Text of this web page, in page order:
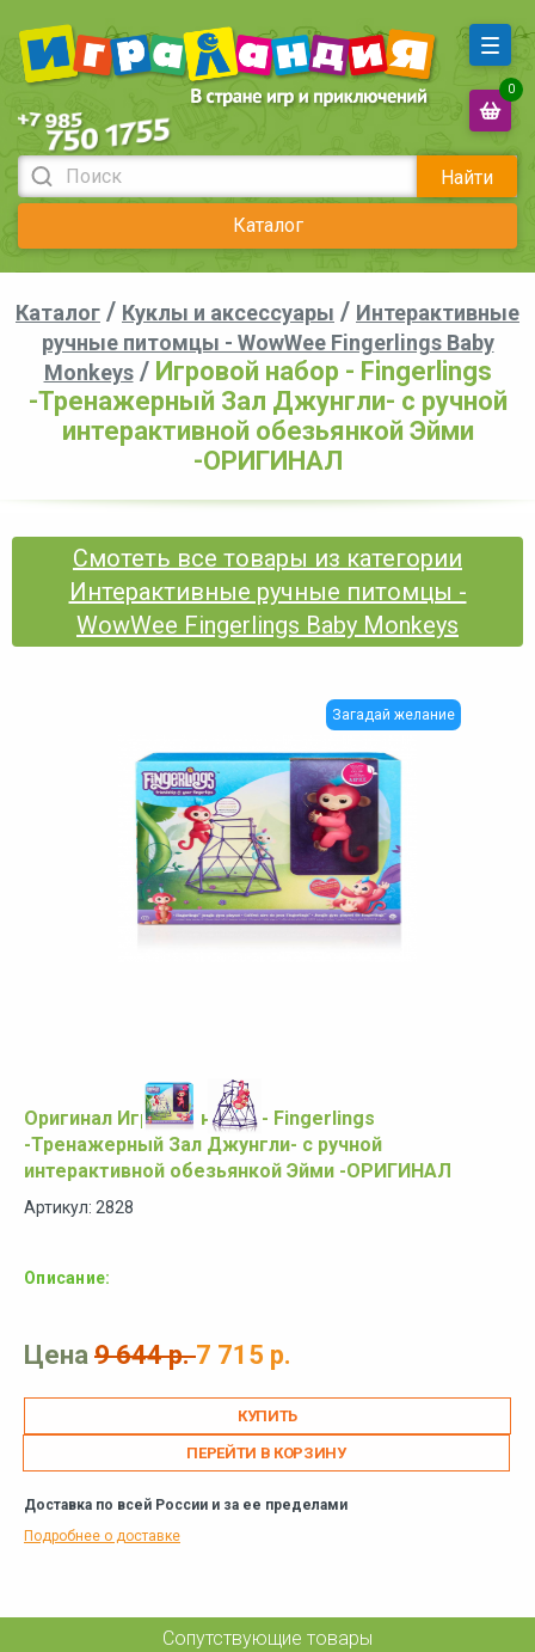
Найти
Каталог
0
Каталог / Куклы и аксессуары / Интерактивные
ручные питомцы - WowWee Fingerlings Baby
Monkeys/ Игровой набор - Fingerlings
-Тренажерный Зал Джунгли- с ручной
интерактивной обезьянкой Эйми
-ОРИГИНАЛ
Смотеть все товары из категории
Интерактивные ручные питомцы -
WowWee Fingerlings Baby Monkeys
Загадай желание
Оригинал Игровой набор - Fingerlings
-Тренажерный Зал Джунгли- с ручной
интерактивной обезьянкой Эйми -ОРИГИНАЛ
Артикул: 2828
Описание:
Цена 9 644 р.7 715 р.
ПЕРЕЙТИ В КОРЗИНУ
Доставка по всей России и за ее пределами
Подробнее о доставке
Сопутствующие товары